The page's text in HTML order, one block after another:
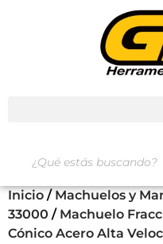
Inicio / Machuelos y
33000 / Machuelo
Cónico Acero Alta